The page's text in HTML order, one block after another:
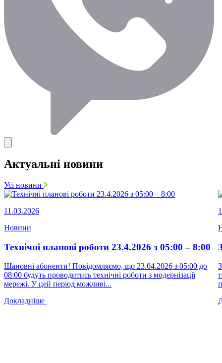
Актуальні новини
Усі новини
11.03.2026
Новини
Технічні планові роботи 23.4.2026 з 05:00 – 8:00
Шановні абоненти! Повідомляємо, що 23.04.2026 з 05:00 до
08:00 будуть проводитись технічні роботи з модернізації
мережі. У цей період можливі...
Докладніше